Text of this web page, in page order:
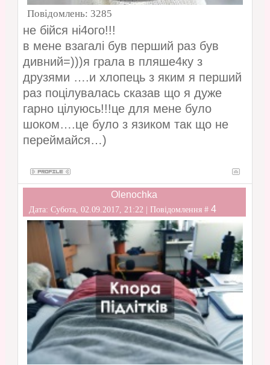
Повідомлень: 3285
не бійся ні4ого!!!
в мене взагалі був перший раз був
дивний=)))я грала в пляше4ку з
друзями ….и хлопець з яким я перший
раз поцілувалась сказав що я дуже
гарно цілуюсь!!!це для мене було
шоком….це було з язиком так що не
переймайся…)
Olenochka
Дата: Субота, 02.09.2017, 21:22 | Повідомлення # 4